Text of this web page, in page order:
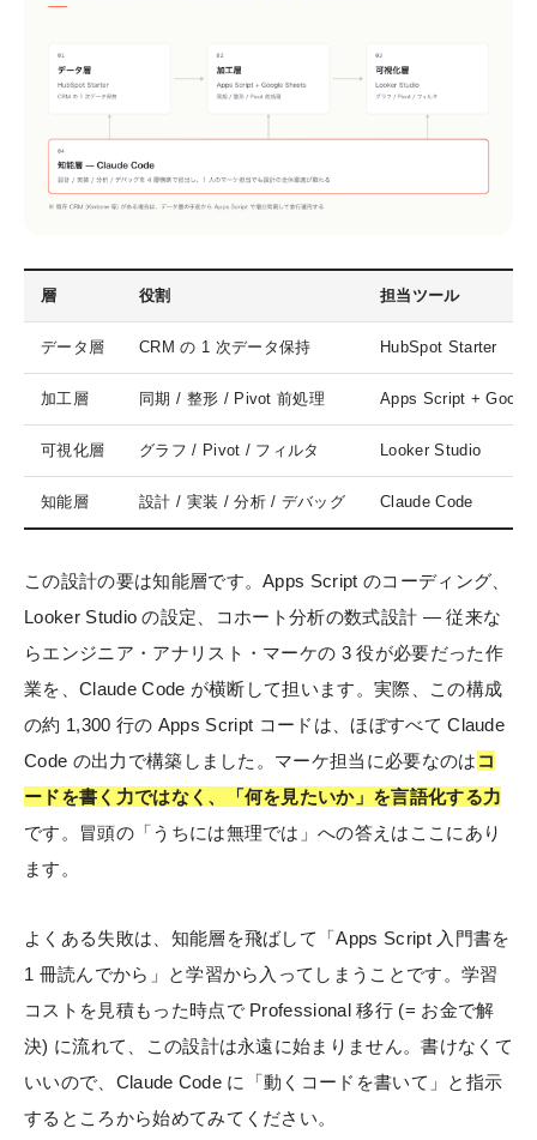
層 役割 担当ツール
データ層 CRM の 1 次データ保持 HubSpot Starter
加工層 同期 / 整形 / Pivot 前処理 Apps Script +
可視化層 グラフ / Pivot / フィルタ Looker Studio
知能層 設計 / 実装 / 分析 / デバッグ Claude Code
この設計の要は知能層です。Apps Script のコーディング、
Looker Studio の設定、コホート分析の数式設計 — 従来な
らエンジニア・アナリスト・マーケの 3 役が必要だった作
業を、Claude Code が横断して担います。実際、この構成
の約 1,300 行の Apps Script コードは、ほぼすべて Claude
Code の出力で構築しました。マーケ担当に必要なのは コ
ードを書く力ではなく、「何を見たいか」を言語化する力
です。冒頭の「うちには無理では」への答えはここにあり
ます。
よくある失敗は、知能層を飛ばして「Apps Script 入門書を
1 冊読んでから」と学習から入ってしまうことです。学習
コストを見積もった時点で Professional 移行 (= お金で解
決) に流れて、この設計は永遠に始まりません。書けなくて
いいので、Claude Code に「動くコードを書いて」と指示
するところから始めてみてください。